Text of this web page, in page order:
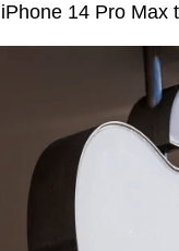
14 Pro Max